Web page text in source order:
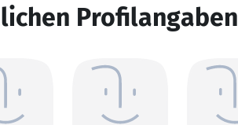
Profilangaben